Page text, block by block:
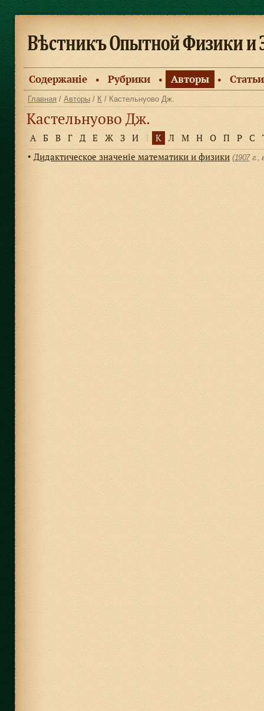
Содержанiе ● Рубрики ● Авторы ● Статьи
Главная / Авторы / К / Кастельнуово Дж.
Кастельнуово Дж.
А Б В Г Д Е Ж З И І К Л М Н О П Р С
● Дидактическое значенiе математики и физики (1907г.,